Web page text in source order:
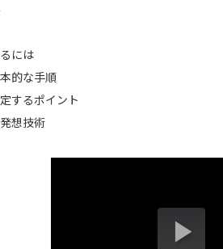
には
的な手順
するポイント
想技術